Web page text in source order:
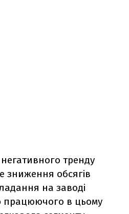
тренду
зниження обсягів
на заводі
працюючого в цьому